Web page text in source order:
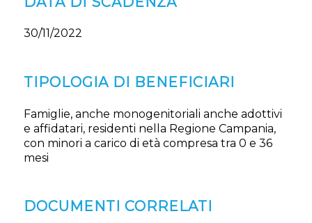
30/11/2022
TIPOLOGIA DI BENEFICIARI
Famiglie, anche monogenitoriali anche adottivi
e affidatari, residenti nella Regione Campania,
con minori a carico di età compresa tra 0 e 36
mesi
DOCUMENTI CORRELATI